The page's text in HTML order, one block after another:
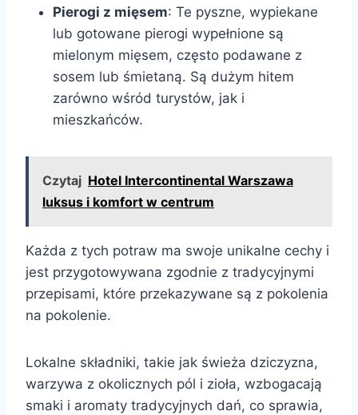
Pierogi z mięsem: Te pyszne, wypiekane
lub gotowane pierogi wypełnione są
mielonym mięsem, często podawane z
sosem lub śmietaną. Są dużym hitem
zarówno wśród turystów, jak i
mieszkańców.
Czytaj Hotel Intercontinental Warszawa
luksus i komfort w centrum
Każda z tych potraw ma swoje unikalne cechy i
jest przygotowywana zgodnie z tradycyjnymi
przepisami, które przekazywane są z pokolenia
na pokolenie.
Lokalne składniki, takie jak świeża dziczyzna,
warzywa z okolicznych pól i zioła, wzbogacają
smaki i aromaty tradycyjnych dań, co sprawia,